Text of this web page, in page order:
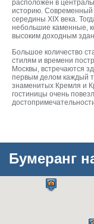
расположен в
историю. Современный
середины XIX века.
небольшие каменные,
высоким доходным
Большое количество
стилям и времени
Москвы, встречаются
первым делом каждый
знаменитых Кремля и
гостиницы очень
Бумеранг